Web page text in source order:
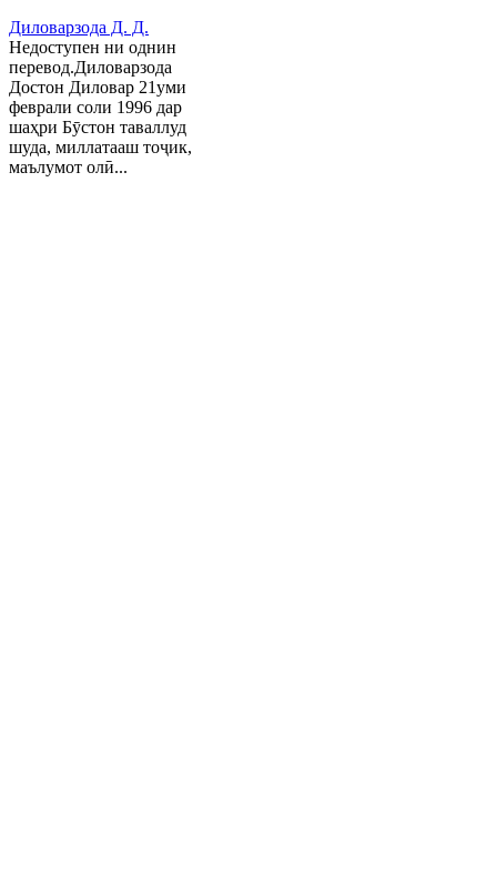
Диловарзода Д. Д.
Недоступен ни однин
перевод.Диловарзода
Достон Диловар 21уми
феврали соли 1996 дар
шаҳри Бӯстон таваллуд
шуда, миллатааш тоҷик,
маълумот олӣ...